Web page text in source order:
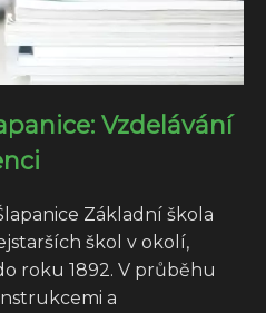
Vzdelávání
Základní škola
škol v okolí,
roku 1892. V průběhu
a